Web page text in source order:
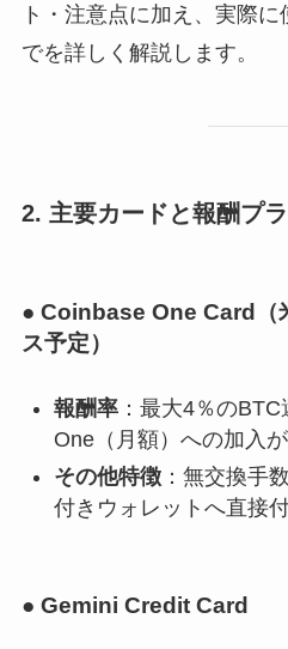
ト・注意点に加え、実際
でを詳しく解説します。
2. 主要カードと報酬プ
● Coinbase One Card（
ス予定）
報酬率：最大4％の
One（月額）への加入が
その他特徴：無交換手
付きウォレットへ直接付
● Gemini Credit Card